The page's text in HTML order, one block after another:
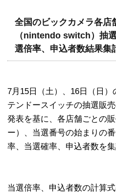
全国のビックカメラ各店
（nintendo switch）抽
選倍率、申込者数結果
7月15日（土）、16日（日
テンドースイッチの抽選販
発表を基に、各店舗ごとの
ー）、当選番号の始まりの
率、当選確率、申込者数を集
当選倍率、申込者数の計算